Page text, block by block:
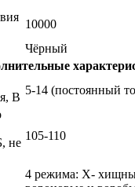
10000
Чёрный
В
5-14 (постоянный
не
105-110
4 режима: Х-